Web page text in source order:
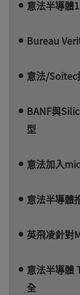
意法半導體
Bureau
意法/Soitec
BANF與
型
意法加入
意法半導體
英飛凌針對
意法半導體
全